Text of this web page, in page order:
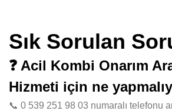
Sık Sorulan
❓ Acil Kombi Onarım
Hizmeti için ne
📞 0 539 251 98 03 numaralı telefonu